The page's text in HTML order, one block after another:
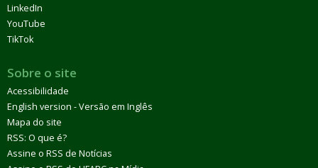
LinkedIn
YouTube
TikTok
Sobre o site
Acessibilidade
English version - Versão em Inglês
Mapa do site
RSS: O que é?
Assine o RSS de Notícias